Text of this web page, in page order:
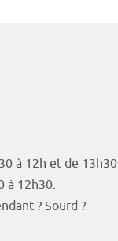
à 12h et de 13h30
à 12h30.
? Sourd ?